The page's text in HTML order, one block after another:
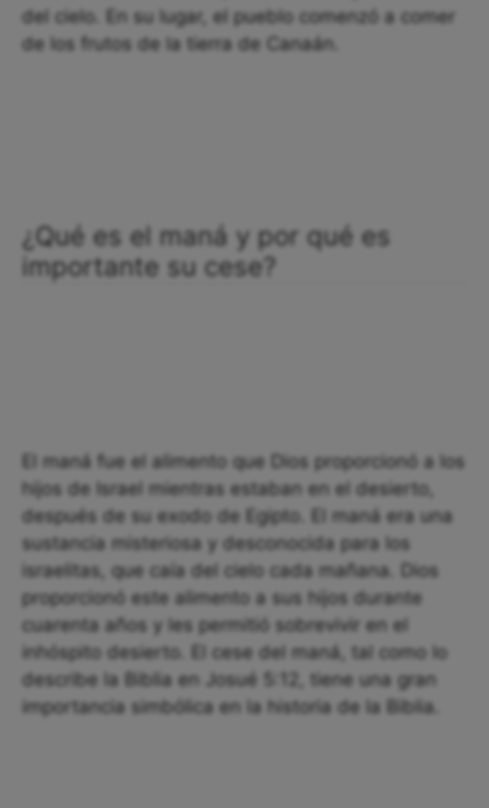
del cielo. En su lugar, el pueblo comenzó a comer
de los frutos de la tierra de Canaán.
¿Qué es el maná y por qué es
importante su cese?
El maná fue el alimento que Dios proporcionó a los
hijos de Israel mientras estaban en el desierto,
después de su exodo de Egipto. El maná era una
sustancia misteriosa y desconocida para los
israelitas, que caía del cielo cada mañana. Dios
proporcionó este alimento a sus hijos durante
cuarenta años y les permitió sobrevivir en el
inhóspito desierto. El cese del maná, tal como lo
describe la Biblia en Josué 5:12, tiene una gran
importancia simbólica en la historia de la Biblia.